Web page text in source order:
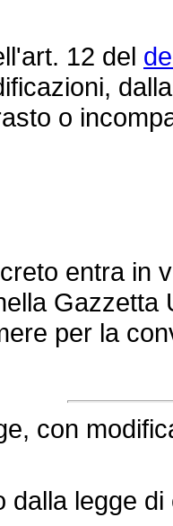
12 del
o
entra in
Gazzetta
per la
con
dalla legge